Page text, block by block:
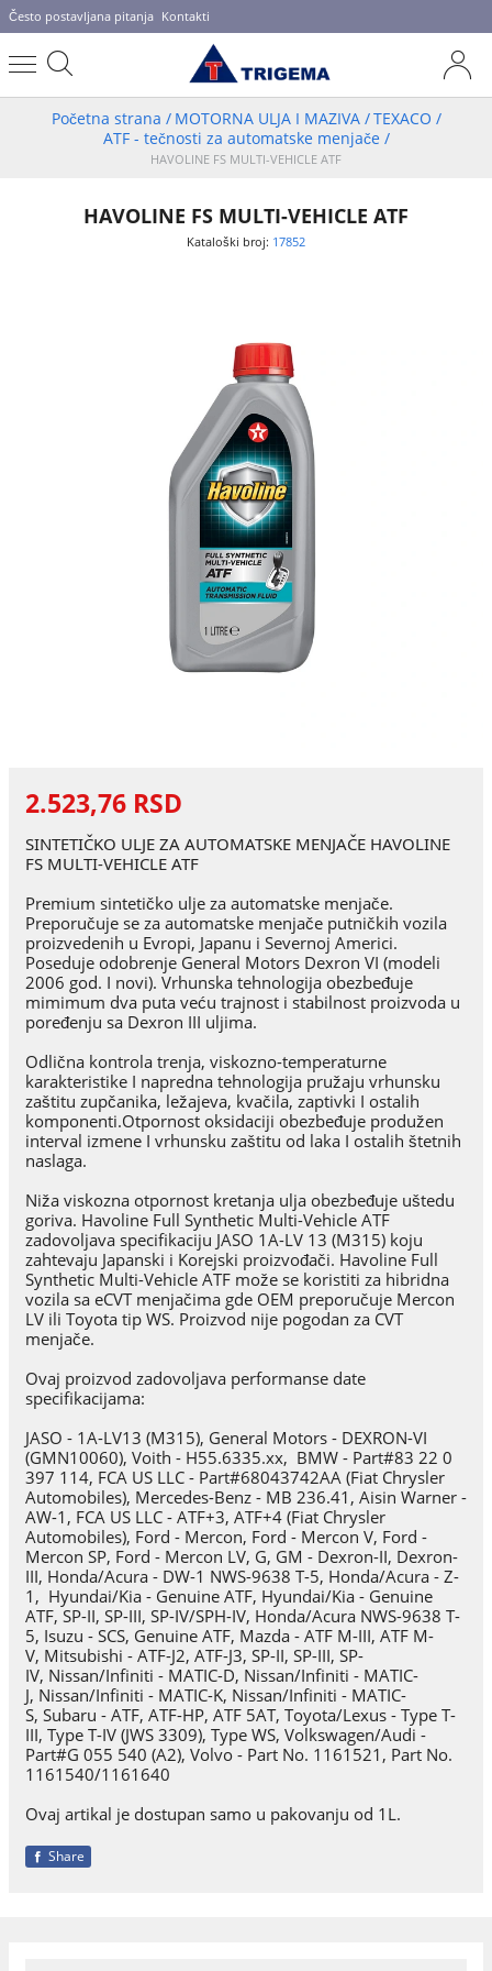
Često postavljana pitanja Kontakti
Početna strana / MOTORNA ULJA I MAZIVA /TEXACO /
ATF - tečnosti za automatske menjače /
HAVOLINE FS MULTI-VEHICLE ATF
HAVOLINE FS MULTI-VEHICLE ATF
Kataloški broj: 17852
2.523,76 RSD
SINTETIČKO ULJE ZA AUTOMATSKE MENJAČE HAVOLINE
FS MULTI-VEHICLE ATF
Premium sintetičko ulje za automatske menjače.
Preporučuje se za automatske menjače putničkih vozila
proizvedenih u Evropi, Japanu i Severnoj Americi.
Poseduje odobrenje General Motors Dexron VI (modeli
2006 god. I novi). Vrhunska tehnologija obezbeđuje
mimimum dva puta veću trajnost i stabilnost proizvoda u
poređenju sa Dexron III uljima.
Odlična kontrola trenja, viskozno-temperaturne
karakteristike I napredna tehnologija pružaju vrhunsku
zaštitu zupčanika, ležajeva, kvačila, zaptivki I ostalih
komponenti.Otpornost oksidaciji obezbeđuje produžen
interval izmene I vrhunsku zaštitu od laka I ostalih štetnih
naslaga.
Niža viskozna otpornost kretanja ulja obezbeđuje uštedu
goriva. Havoline Full Synthetic Multi-Vehicle ATF
zadovoljava specifikaciju JASO 1A-LV 13 (M315) koju
zahtevaju Japanski i Korejski proizvođači. Havoline Full
Synthetic Multi-Vehicle ATF može se koristiti za hibridna
vozila sa eCVT menjačima gde OEM preporučuje Mercon
LV ili Toyota tip WS. Proizvod nije pogodan za CVT
menjače.
Ovaj proizvod zadovoljava performanse date
specifikacijama:
JASO - 1A-LV13 (M315), General Motors - DEXRON-VI
(GMN10060), Voith - H55.6335.xx, BMW - Part#83 22 0
397 114, FCA US LLC - Part#68043742AA (Fiat Chrysler
Automobiles), Mercedes-Benz - MB 236.41, Aisin Warner -
AW-1, FCA US LLC - ATF+3, ATF+4 (Fiat Chrysler
Automobiles), Ford - Mercon, Ford - Mercon V, Ford -
Mercon SP, Ford - Mercon LV, G, GM - Dexron-II, Dexron-
III, Honda/Acura - DW-1 NWS-9638 T-5, Honda/Acura - Z-
1, Hyundai/Kia - Genuine ATF, Hyundai/Kia - Genuine
ATF, SP-II, SP-III, SP-IV/SPH-IV, Honda/Acura NWS-9638 T-
5, Isuzu - SCS, Genuine ATF, Mazda - ATF M-III, ATF M-
V, Mitsubishi - ATF-J2, ATF-J3, SP-II, SP-III, SP-
IV, Nissan/Infiniti - MATIC-D, Nissan/Infiniti - MATIC-
J, Nissan/Infiniti - MATIC-K, Nissan/Infiniti - MATIC-
S, Subaru - ATF, ATF-HP, ATF 5AT, Toyota/Lexus - Type T-
III, Type T-IV (JWS 3309), Type WS, Volkswagen/Audi -
Part#G 055 540 (A2), Volvo - Part No. 1161521, Part No.
1161540/1161640
Ovaj artikal je dostupan samo u pakovanju od 1L.
Share